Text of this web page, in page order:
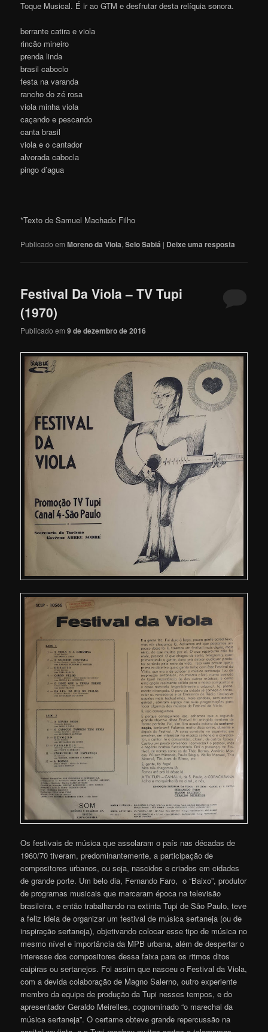
Toque Musical. É ir ao GTM e desfrutar desta relíquia sonora.
berrante catira e viola
rincão mineiro
prenda linda
brasil caboclo
festa na varanda
rancho do zé rosa
viola minha viola
caçando e pescando
canta brasil
viola e o cantador
alvorada cabocla
pingo d’agua
*Texto de Samuel Machado Filho
Publicado em Moreno da Viola,Selo Sabiá | Deixe uma resposta
Festival Da Viola – TV Tupi
(1970)
Publicado em9 de dezembro de 2016
Os festivais de música que assolaram o país nas décadas de
1960/70 tiveram, predominantemente, a participação de
compositores urbanos, ou seja, nascidos e criados em cidades
de grande porte. Um belo dia, Fernando Faro, o “Baixo”, produtor
de programas musicais que marcaram época na televisão
brasileira, e então trabalhando na extinta Tupi de São Paulo, teve
a feliz ideia de organizar um festival de música sertaneja (ou de
inspiração sertaneja), objetivando colocar esse tipo de música no
mesmo nível e importância da MPB urbana, além de despertar o
interesse dos compositores dessa faixa para os ritmos ditos
caipiras ou sertanejos. Foi assim que nasceu o Festival da Viola,
com a devida colaboração de Magno Salerno, outro experiente
membro da equipe de produção da Tupi nesses tempos, e do
apresentador Geraldo Meirelles, cognominado “o marechal da
música sertaneja”. O certame obteve grande repercussão na